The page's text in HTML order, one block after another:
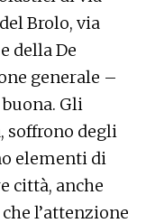
Brolo, via
della De
generale –
Gli
soffrono degli
elementi di
città, anche
l’attenzione